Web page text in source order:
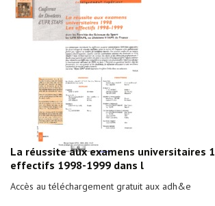
La réussite aux examens universitaires
effectifs 1998-1999 dans l
Accès au téléchargement gratuit aux adh&e